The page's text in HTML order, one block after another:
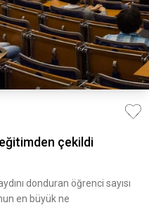
çekildi
donduran öğrenci sayısı
en büyük ne